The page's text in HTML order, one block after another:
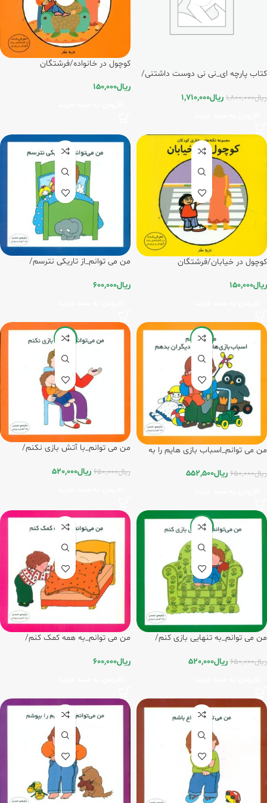
کتاب پارچه ای_نی نی دوست داشتنی/
ریال1,800,000 ریال1,710,000
کوچول در خانواده/فرشتگان
ریال150,000
کوچول در خیابان/فرشتگان
ریال150,000
من می توانم_از تاریکی نترسم/
ریال600,000
-15%
من می توانم_اسباب بازی هایم را به
ریال650,000 ریال552,500
-20%
من می توانم_با آتش بازی نکنم/
ریال650,000 ریال520,000
-20%
من می توانم_به تنهایی بازی کنم/
ریال650,000 ریال520,000
من می توانم_به همه کمک کنم/
ریال600,000